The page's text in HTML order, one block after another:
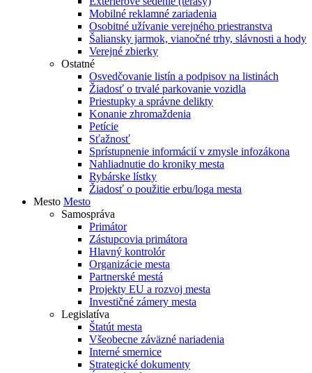
Mobilné reklamné zariadenia
Osobitné užívanie verejného priestranstva
Šaliansky jarmok, vianočné trhy, slávnosti a hody
Verejné zbierky
Ostatné
Osvedčovanie listín a podpisov na listinách
Žiadosť o trvalé parkovanie vozidla
Priestupky a správne delikty
Konanie zhromaždenia
Petície
Sťažnosť
Sprístupnenie informácií v zmysle infozákona
Nahliadnutie do kroniky mesta
Rybárske lístky
Žiadosť o použitie erbu/loga mesta
Mesto Mesto
Samospráva
Primátor
Zástupcovia primátora
Hlavný kontrolór
Organizácie mesta
Partnerské mestá
Projekty EU a rozvoj mesta
Investičné zámery mesta
Legislatíva
Štatút mesta
Všeobecne záväzné nariadenia
Interné smernice
Strategické dokumenty